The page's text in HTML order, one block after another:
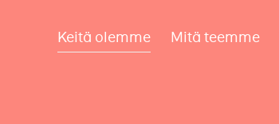
Keitä olemme Mitä teemme